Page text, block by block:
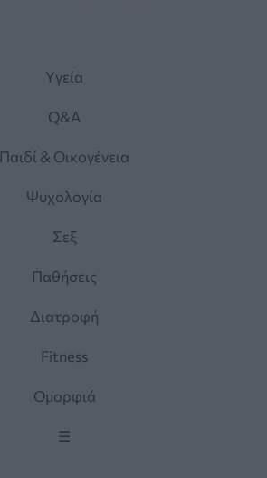
Yγεία
Q&A
Παιδί & Οικογένεια
Ψυχολογία
Σεξ
Παθήσεις
Διατροφή
Fitness
Ομορφιά
☰